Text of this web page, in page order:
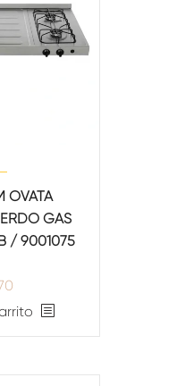
OVATA
GAS
/ 9001075